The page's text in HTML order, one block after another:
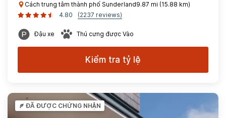
Cách trung tâm thành phố Sunderland9.87 mi (15.88 km)
4.80
(2237 reviews)
Đậu xe Thú cưng được Vào
Kiểm tra tỷ lệ
ĐÃ ĐƯỢC CHỨNG NHẬN